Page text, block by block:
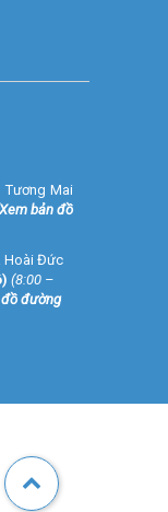
Tương Mai
bản đồ
Hoài Đức
(8:00 –
đường